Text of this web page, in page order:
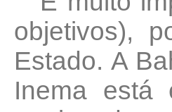
objetivos),
Estado. A
Inema está